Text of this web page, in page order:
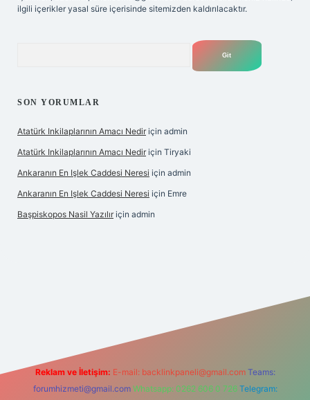
ilgili içerikler yasal süre içerisinde sitemizden kaldırılacaktır.
SON YORUMLAR
Atatürk Inkilaplarının Amacı Nedir için admin
Atatürk Inkilaplarının Amacı Nedir için Tiryaki
Ankaranın En Işlek Caddesi Neresi için admin
Ankaranın En Işlek Caddesi Neresi için Emre
Başpiskopos Nasil Yazılır için admin
Reklam ve İletişim: E-mail: backlinkpaneli@gmail.com Teams:
forumhizmeti@gmail.com Whatsapp: 0262 606 0 726 Telegram: